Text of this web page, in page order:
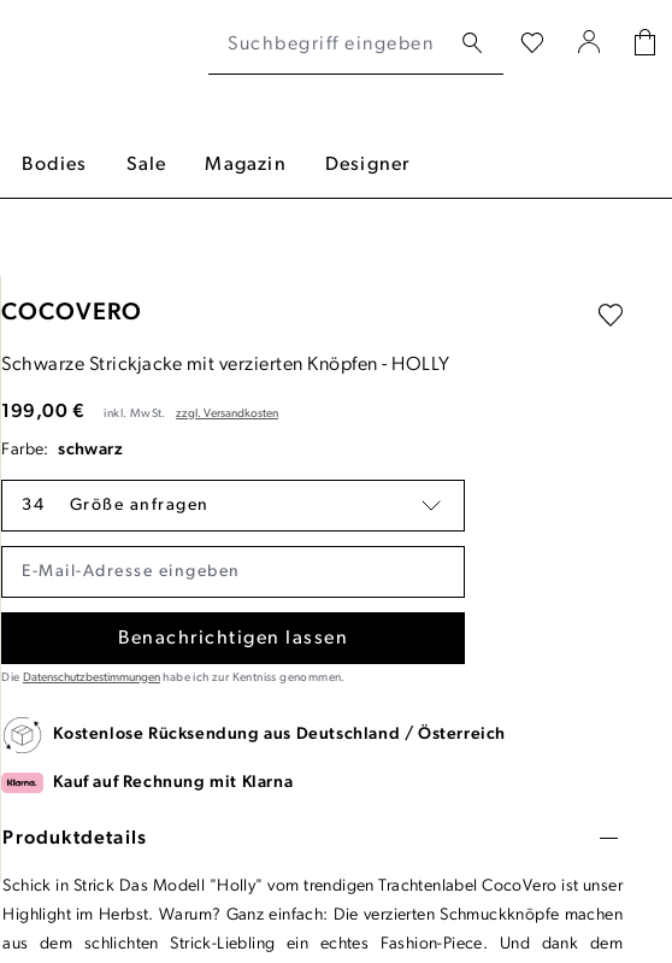
Bodies Sale Magazin Designer
COCOVERO
Schwarze Strickjacke mit verzierten Knöpfen - HOLLY
199,00 € inkl. MwSt. zzgl. Versandkosten
Farbe: schwarz
34 Größe anfragen
Benachrichtigen lassen
Die Datenschutzbestimmungenhabe ich zur Kentniss genommen.
Kostenlose Rücksendung aus Deutschland / Österreich
Kauf auf Rechnung mit Klarna
Produktdetails
Schick in Strick Das Modell "Holly" vom trendigen Trachtenlabel CocoVero ist unser
Highlight im Herbst. Warum? Ganz einfach: Die verzierten Schmuckknöpfe machen
aus dem schlichten Strick-Liebling ein echtes Fashion-Piece. Und dank dem